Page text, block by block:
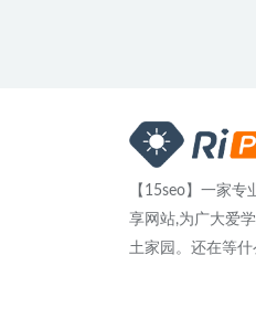
【15seo】一家
享网站,为广大爱
土家园。还在等什